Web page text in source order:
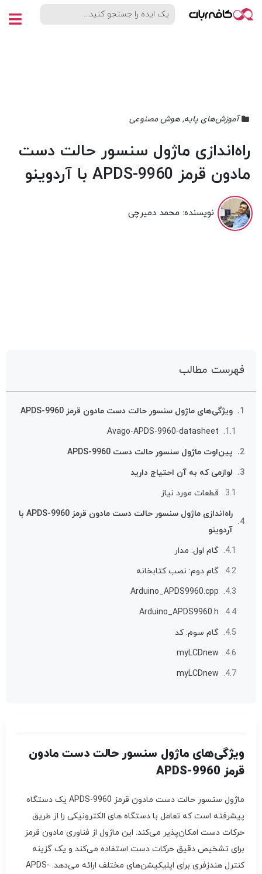
آموزش‌های پایه,هوش مصنوعی
راه‌اندازی ماژول سنسور حالت دست
مادون قرمز APDS-9960 با آردوینو
نویسنده: محمد دمیرچی
فهرست مطالب
ویژگی‌های ماژول سنسور حالت دست مادون قرمز APDS-9960
Avago-APDS-9960-datasheet
پین‌اوت ماژول سنسور حالت دست APDS-9960
لوازمی که به آن احتیاج دارید
قطعات مورد نیاز
راه‌اندازی ماژول سنسور حالت دست مادون قرمز APDS-9960 با
آردوینو
گام اول: مدار
گام دوم: نصب کتابخانه
Arduino_APDS9960.cpp
Arduino_APDS9960.h
گام سوم: کد
myLCDnew
myLCDnew
ویژگی‌های ماژول سنسور حالت دست مادون
قرمز APDS-9960
ماژول سنسور حالت دست مادون قرمز APDS-9960 یک دستگاه
پیشرفته است که تعامل با دستگاه های الکترونیکی را از طریق
حرکات دست امکان‌پذیر می‌کند. این ماژول از فناوری مادون قرمز
برای تشخیص دقیق حرکات دست استفاده می‌کند و یک گزینه
کنترل هندزفری برای اپلیکیشن‌‌‌های مختلف ارائه می‌دهد. APDS-